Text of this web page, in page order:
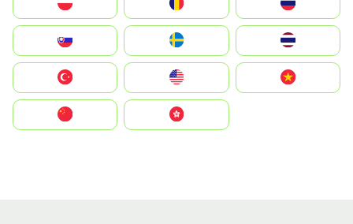
United States
中國香港特別行政區